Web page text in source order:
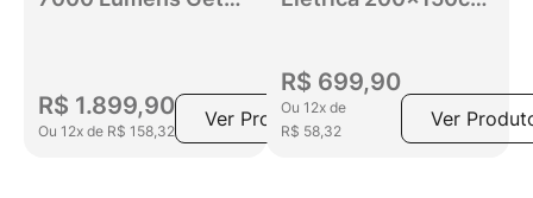
R$ 1.899,90
Ou 12x de R$ 158,32
Ver Produto
R$ 699,90
Ou 12x de
R$ 58,32
Ver